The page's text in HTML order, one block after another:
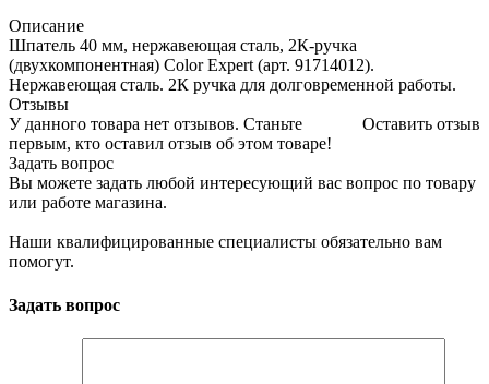
Описание
Шпатель 40 мм, нержавеющая сталь, 2К-ручка
(двухкомпонентная) Color Expert (арт. 91714012).
Нержавеющая сталь. 2К ручка для долговременной работы.
Отзывы
Оставить отзыв
У данного товара нет отзывов. Станьте
первым, кто оставил отзыв об этом товаре!
Задать вопрос
Вы можете задать любой интересующий вас вопрос по товару
или работе магазина.
Наши квалифицированные специалисты обязательно вам
помогут.
Задать вопрос